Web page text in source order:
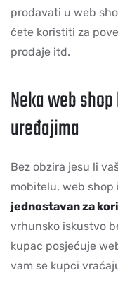
prodavati u web
ćete koristiti za
prodaje itd.
Neka web
uređajima
Bez obzira jesu li
mobitelu, web shop
jednostavan za
vrhunsko iskustvo
kupac posjećuje
vam se kupci